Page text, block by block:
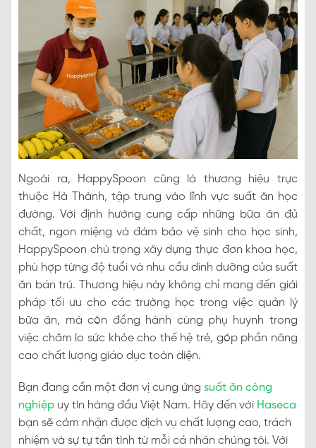
Ngoài ra, HappySpoon cũng là thương hiệu trực
thuộc Hà Thành, tập trung vào lĩnh vực suất ăn học
đường. Với định hướng cung cấp những bữa ăn đủ
chất, ngon miệng và đảm bảo vệ sinh cho học sinh,
HappySpoon chú trọng xây dựng thực đơn khoa học,
phù hợp từng độ tuổi và nhu cầu dinh dưỡng của suất
ăn bán trú. Thương hiệu này không chỉ mang đến giải
pháp tối ưu cho các trường học trong việc quản lý
bữa ăn, mà còn đồng hành cùng phụ huynh trong
việc chăm lo sức khỏe cho thế hệ trẻ, góp phần nâng
cao chất lượng giáo dục toàn diện.
Bạn đang cần một đơn vị cung ứng suất ăn công
nghiệp uy tín hàng đầu Việt Nam. Hãy đến với Haseca
bạn sẽ cảm nhận được dịch vụ chất lượng cao, trách
nhiệm và sự tự tần tình từ mỗi cá nhân chúng tôi. Với